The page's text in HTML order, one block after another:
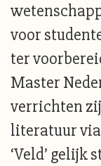
voor
ter
Master
verrichten zij
literatuur via
‘Veld’ gelijk